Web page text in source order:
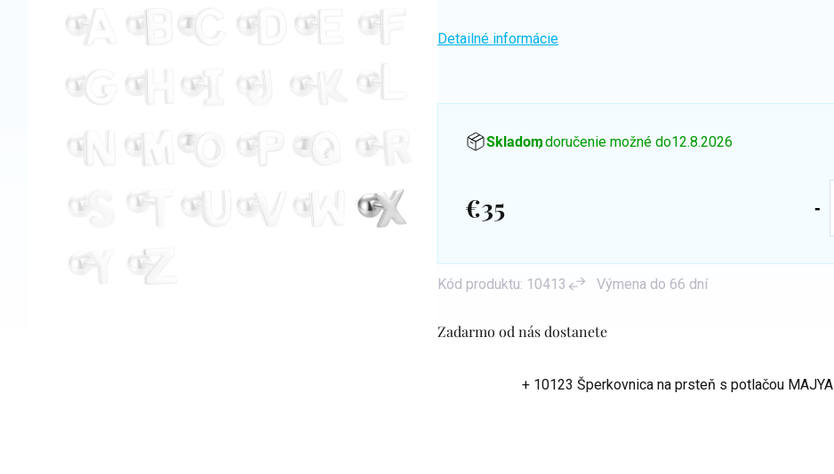
Zadarmo od nás dostanete
+ 10123 Šperkovnica na prsteň s potlačou MAJYA
Detailné informácie
Skladom, doručenie možné do12.8.2026
€35
Kód produktu: 10413 Výmena do 66 dní